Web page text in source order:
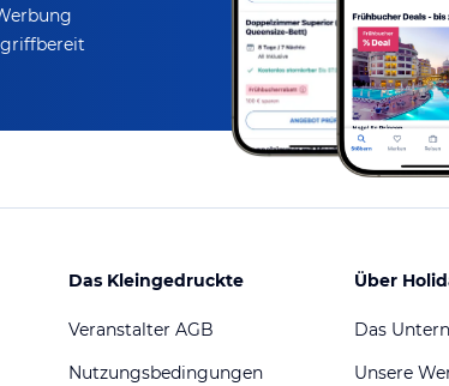
Das Kleingedruckte
Veranstalter AGB
Nutzungsbedingungen
Über
Das
Unsere